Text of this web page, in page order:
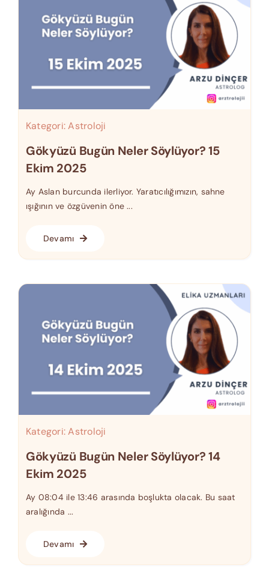
Kategori:Astroloji
Gökyüzü Bugün Neler Söylüyor? 15
Ekim 2025
Ay Aslan burcunda ilerliyor. Yaratıcılığımızın, sahne
ışığının ve özgüvenin öne ...
Devamı
Kategori:Astroloji
Gökyüzü Bugün Neler Söylüyor? 14
Ekim 2025
Ay 08:04 ile 13:46 arasında boşlukta olacak. Bu saat
aralığında ...
Devamı